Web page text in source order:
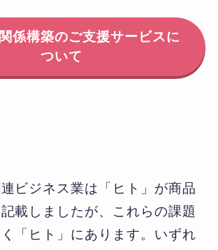
係構築のご支援サービスに
ついて
ビジネス業は「ヒト」が商品
載しましたが、これらの課題
「ヒト」にあります。いずれ